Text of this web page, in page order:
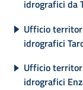
Piani
Programmi
Progetti
idrografici da
Ufficio
idrografici
Ufficio
idrografici